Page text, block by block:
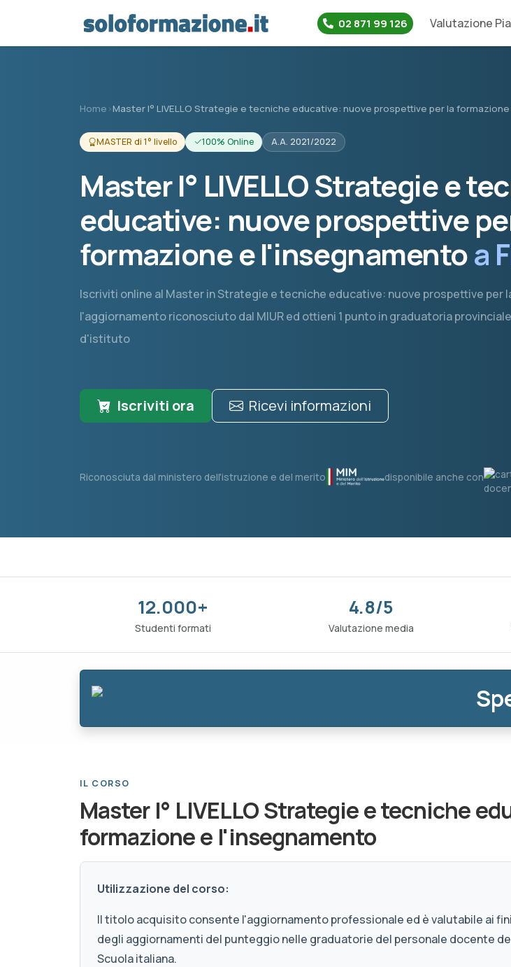
02 871 99 126 Valutazione
Home ›Master I° LIVELLO Strategie e tecniche educative: nuove prospettive per la
MASTER di 1° livello 100% Online A.A. 2021/2022
Master I° LIVELLO Strategie e
educative: nuove prospettive
formazione e l'insegnamentoa
Iscriviti online al Master in Strategie e tecniche educative: nuove prospettive per
l'aggiornamento riconosciuto dal MIUR ed ottieni 1 punto in graduatoria
d'istituto
Iscriviti ora Ricevi informazioni
Riconosciuta dal ministero dell'istruzione e del merito disponibile anche con
12.000+
Studenti formati
4.8/5
Valutazione media
IL CORSO
Master I° LIVELLO Strategie e tecniche
formazione e l'insegnamento
Utilizzazione del corso:
Il titolo acquisito consente l'aggiornamento professionale ed è valutabile ai fini
degli aggiornamenti del punteggio nelle graduatorie del personale docente
Scuola italiana.